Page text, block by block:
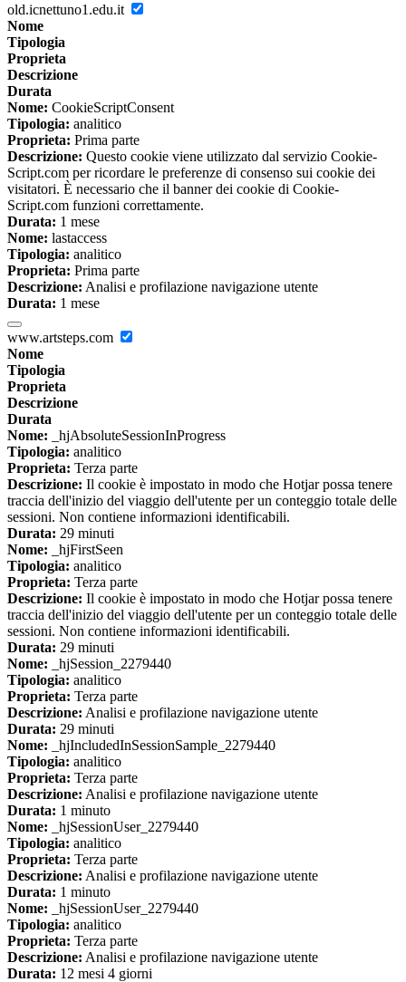
old.icnettuno1.edu.it
Nome
Tipologia
Proprieta
Descrizione
Durata
Nome: CookieScriptConsent
Tipologia: analitico
Proprieta: Prima parte
Descrizione: Questo cookie viene utilizzato dal servizio Cookie-
Script.com per ricordare le preferenze di consenso sui cookie dei
visitatori. È necessario che il banner dei cookie di Cookie-
Script.com funzioni correttamente.
Durata: 1 mese
Nome: lastaccess
Tipologia: analitico
Proprieta: Prima parte
Descrizione: Analisi e profilazione navigazione utente
Durata: 1 mese
www.artsteps.com
Nome
Tipologia
Proprieta
Descrizione
Durata
Nome: _hjAbsoluteSessionInProgress
Tipologia: analitico
Proprieta: Terza parte
Descrizione: Il cookie è impostato in modo che Hotjar possa tenere
traccia dell'inizio del viaggio dell'utente per un conteggio totale delle
sessioni. Non contiene informazioni identificabili.
Durata: 29 minuti
Nome: _hjFirstSeen
Tipologia: analitico
Proprieta: Terza parte
Descrizione: Il cookie è impostato in modo che Hotjar possa tenere
traccia dell'inizio del viaggio dell'utente per un conteggio totale delle
sessioni. Non contiene informazioni identificabili.
Durata: 29 minuti
Nome: _hjSession_2279440
Tipologia: analitico
Proprieta: Terza parte
Descrizione: Analisi e profilazione navigazione utente
Durata: 29 minuti
Nome: _hjIncludedInSessionSample_2279440
Tipologia: analitico
Proprieta: Terza parte
Descrizione: Analisi e profilazione navigazione utente
Durata: 1 minuto
Nome: _hjSessionUser_2279440
Tipologia: analitico
Proprieta: Terza parte
Descrizione: Analisi e profilazione navigazione utente
Durata: 1 minuto
Nome: _hjSessionUser_2279440
Tipologia: analitico
Proprieta: Terza parte
Descrizione: Analisi e profilazione navigazione utente
Durata: 12 mesi 4 giorni